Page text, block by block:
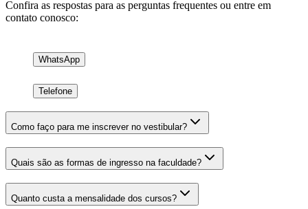
Confira as respostas para as perguntas frequentes ou entre em
contato conosco:
WhatsApp
Telefone
Como faço para me inscrever no vestibular?
Quais são as formas de ingresso na faculdade?
Quanto custa a mensalidade dos cursos?